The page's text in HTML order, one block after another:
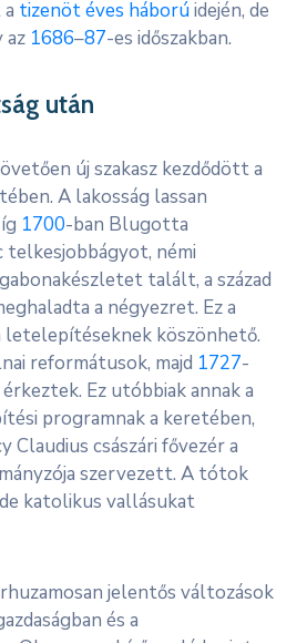
tizenöt éves háborúidején, de
az 1686–87-es időszakban.
után
új szakasz kezdődött a
A lakosság lassan
1700-ban Blugotta
telkesjobbágyot, némi
talált, a század
a négyezret. Ez a
letelepítéseknek köszönhető.
reformátusok, majd 1727-
érkeztek. Ez utóbbiak annak a
programnak a keretében,
Claudius császári fővezér a
szervezett. A tótok
katolikus vallásukat
jelentős változások
és a